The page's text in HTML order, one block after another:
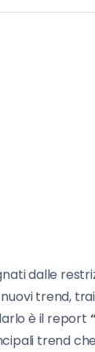
dalle
trend,
è il report
trend